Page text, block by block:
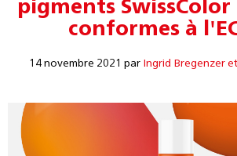
pigments SwissColor
conformes à
14 novembre 2021 par Ingrid Bregenzer